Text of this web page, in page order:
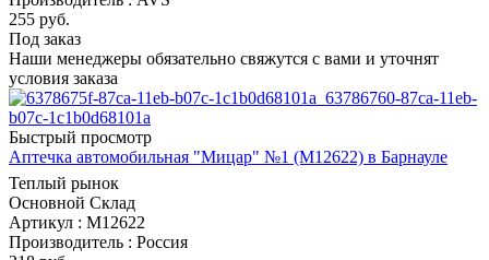
255 руб.
Под заказ
Наши менеджеры обязательно свяжутся с вами и уточнят
условия заказа
Быстрый просмотр
Аптечка автомобильная "Мицар" №1 (M12622) в Барнауле
Теплый рынок
Основной Склад
Артикул : M12622
Производитель : Россия